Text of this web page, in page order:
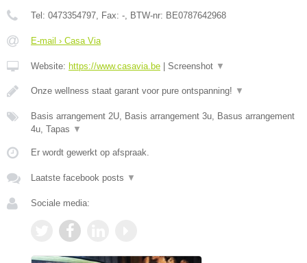
Tel: 0473354797, Fax: -, BTW-nr: BE0787642968
E-mail › Casa Via
Website: https://www.casavia.be Screenshot ▼
Onze wellness staat garant voor pure ontspanning! ▼
Basis arrangement 2U, Basis arrangement 3u, Basus arrangement
4u, Tapas ▼
Er wordt gewerkt op afspraak.
Laatste facebook posts ▼
Sociale media: